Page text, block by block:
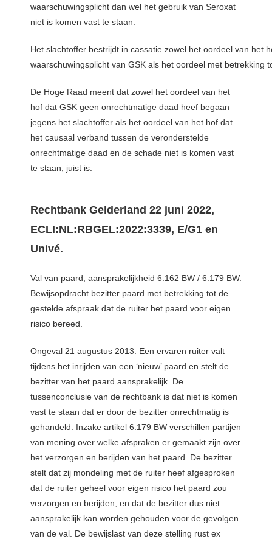
waarschuwingsplicht dan wel het gebruik van Seroxat
niet is komen vast te staan.
Het slachtoffer bestrijdt in cassatie zowel het oordeel van het
waarschuwingsplicht van GSK als het oordeel met betrekking
De Hoge Raad meent dat zowel het oordeel van het
hof dat GSK geen onrechtmatige daad heef begaan
jegens het slachtoffer als het oordeel van het hof dat
het causaal verband tussen de veronderstelde
onrechtmatige daad en de schade niet is komen vast
te staan, juist is.
Rechtbank Gelderland 22 juni 2022,
ECLI:NL:RBGEL:2022:3339, E/G1 en
Univé.
Val van paard, aansprakelijkheid 6:162 BW / 6:179 BW.
Bewijsopdracht bezitter paard met betrekking tot de
gestelde afspraak dat de ruiter het paard voor eigen
risico bereed.
Ongeval 21 augustus 2013. Een ervaren ruiter valt
tijdens het inrijden van een ‘nieuw’ paard en stelt de
bezitter van het paard aansprakelijk. De
tussenconclusie van de rechtbank is dat niet is komen
vast te staan dat er door de bezitter onrechtmatig is
gehandeld. Inzake artikel 6:179 BW verschillen partijen
van mening over welke afspraken er gemaakt zijn over
het verzorgen en berijden van het paard. De bezitter
stelt dat zij mondeling met de ruiter heef afgesproken
dat de ruiter geheel voor eigen risico het paard zou
verzorgen en berijden, en dat de bezitter dus niet
aansprakelijk kan worden gehouden voor de gevolgen
van de val. De bewijslast van deze stelling rust ex